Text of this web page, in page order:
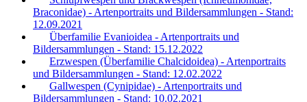
Braconidae) - Artenportraits und Bildersammlungen - Stand:
12.09.2021
Überfamilie Evanioidea - Artenportraits und
Bildersammlungen - Stand: 15.12.2022
Erzwespen (Überfamilie Chalcidoidea) - Artenportraits
und Bildersammlungen - Stand: 12.02.2022
Gallwespen (Cynipidae) - Artenportraits und
Bildersammlungen - Stand: 10.02.2021